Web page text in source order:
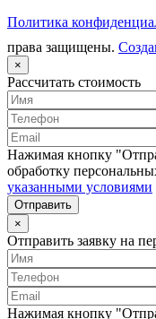
Политика
права защищены.
×
Рассчитать стоимость
Нажимая кнопку
обработку
указанными условиями
Отправить
×
Отправить заявку на
Нажимая кнопку